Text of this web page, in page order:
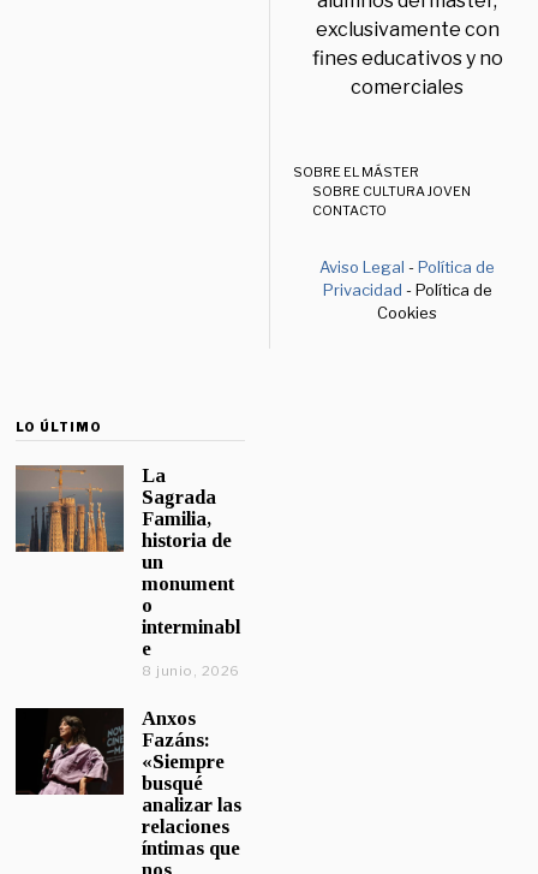
exclusivamente con
fines educativos y no
comerciales
SOBRE EL MÁSTER
SOBRE CULTURA JOVEN
CONTACTO
Aviso Legal -Política de
Privacidad - Política de
Cookies
LO ÚLTIMO
La
Sagrada
Familia,
historia de
un
monument
o
interminabl
e
8 junio, 2026
Anxos
Fazáns:
«Siempre
busqué
analizar las
relaciones
íntimas que